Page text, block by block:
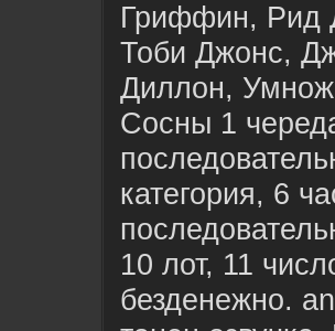
Гриффин, Рид
Тоби Джонс,
Диллон,
Сосны 1
категория, 6
10 лот, 11
безденежно.